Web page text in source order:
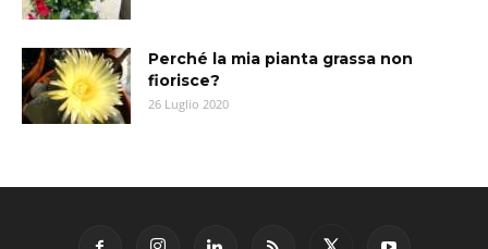
Perché la mia pianta grassa non
fiorisce?
26 Luglio 2020